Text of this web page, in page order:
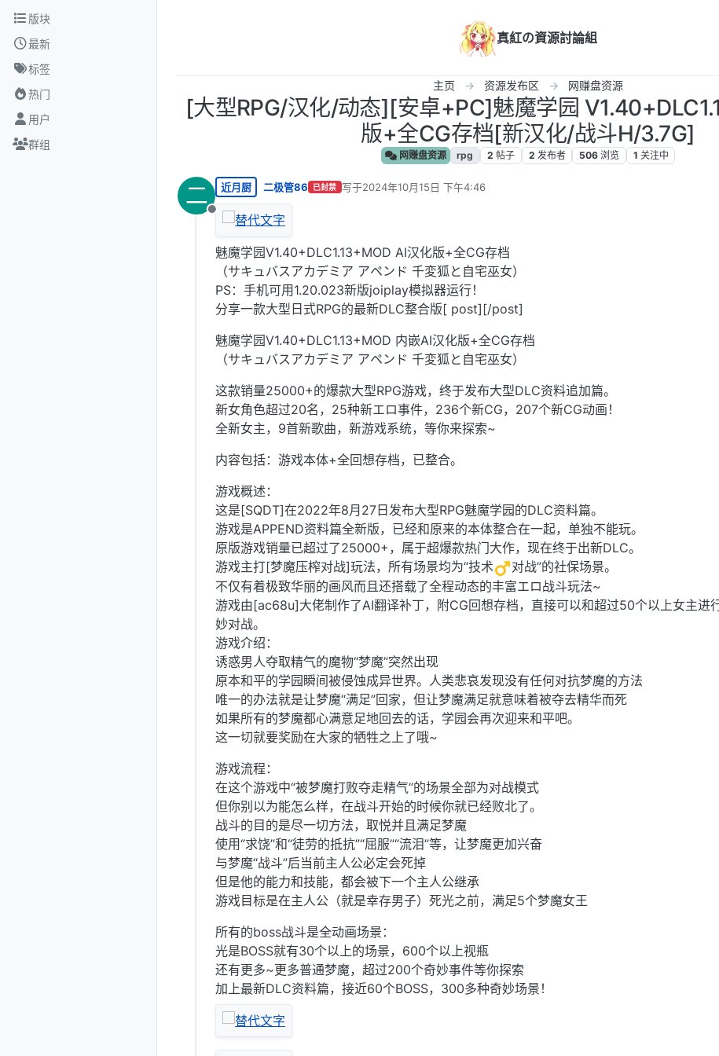
跳转至内容
版块
最新
标签
热门
用户
群组
真紅の資源討論組
主页 资源发布区 网赚盘资源
[大型RPG/汉化/动态][安卓+PC]魅魔学园
版+全CG存档[新汉化/战斗H/3.7G]
网赚盘资源 rpg 2 帖子 2 发布者 506 浏览 1 关注中
二
离线
近月厨 二极管86 已封禁 写于2024年10月15日 下午4:46
最后由 编辑
魅魔学园V1.40+DLC1.13+MOD AI汉化版+全CG存档
（サキュバスアカデミア アペンド 千変狐と自宅巫女）
PS：手机可用1.20.023新版joiplay模拟器运行！
分享一款大型日式RPG的最新DLC整合版[ post][/post]
魅魔学园V1.40+DLC1.13+MOD 内嵌AI汉化版+全CG存档
（サキュバスアカデミア アペンド 千変狐と自宅巫女）
这款销量25000+的爆款大型RPG游戏，终于发布大型DLC资料追加篇。
新女角色超过20名，25种新エロ事件，236个新CG，207个新CG动画！
全新女主，9首新歌曲，新游戏系统，等你来探索~
内容包括：游戏本体+全回想存档，已整合。
游戏概述：
这是[SQDT]在2022年8月27日发布大型RPG魅魔学园的DLC资料篇。
游戏是APPEND资料篇全新版，已经和原来的本体整合在一起，单独不能玩。
原版游戏销量已超过了25000+，属于超爆款热门大作，现在终于出新DLC。
游戏主打[梦魔压榨对战]玩法，所有场景均为“技术
对战”的社保场景。
不仅有着极致华丽的画风而且还搭载了全程动态的丰富エロ战斗玩法~
游戏由[ac68u]大佬制作了AI翻译补丁，附CG回想存档，直接可以和超过50个以上女主进
妙对战。
游戏介绍：
诱惑男人夺取精气的魔物“梦魔”突然出现
原本和平的学园瞬间被侵蚀成异世界。人类悲哀发现没有任何对抗梦魔的方法
唯一的办法就是让梦魔“满足”回家，但让梦魔满足就意味着被夺去精华而死
如果所有的梦魔都心满意足地回去的话，学园会再次迎来和平吧。
这一切就要奖励在大家的牺牲之上了哦~
游戏流程：
在这个游戏中“被梦魔打败夺走精气”的场景全部为对战模式
但你别以为能怎么样，在战斗开始的时候你就已经败北了。
战斗的目的是尽一切方法，取悦并且满足梦魔
使用“求饶”和“徒劳的抵抗”“屈服”“流泪”等，让梦魔更加兴奋
与梦魔“战斗”后当前主人公必定会死掉
但是他的能力和技能，都会被下一个主人公继承
游戏目标是在主人公（就是幸存男子）死光之前，满足5个梦魔女王
所有的boss战斗是全动画场景：
光是BOSS就有30个以上的场景，600个以上视瓶
还有更多~更多普通梦魔，超过200个奇妙事件等你探索
加上最新DLC资料篇，接近60个BOSS，300多种奇妙场景！